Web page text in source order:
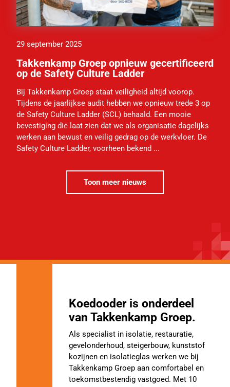
29 september 2025
Takkenkamp Groep opnieuw gecertificeerd
op de Safety Culture Ladder
Bij Takkenkamp Groep staat veiligheid altijd voorop.
Tijdens de jaarlijkse audit hebben we opnieuw trede 3 op
de Safety Culture Ladder (SCL) behaald. Een mooie
bevestiging die laat zien dat we als organisatie dagelijks
werken aan bewust en veilig gedrag op de werkvloer. De
Safety Culture Ladder, voorheen bekend ...
Toon meer nieuws
Koedooder is onderdeel
van Takkenkamp Groep.
Als specialist in isolatie, restauratie,
gevelonderhoud, steigerbouw, kunststof
kozijnen en isolatieglas werken we bij
Takkenkamp Groep aan comfortabel en
toekomstbestendig vastgoed. Met 10